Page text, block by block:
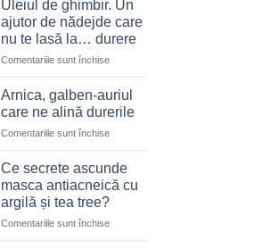
Uleiul de ghimbir. Un
ajutor de nădejde care
nu te lasă la… durere
Comentariile sunt închisepentru
de
ghimbir.
Un
ajutor
nădejde
care
nu
lasă
Arnica, galben-auriul
care ne alină durerile
Comentariile sunt închisepentru
galben-
auriul
care
alină
Ce secrete ascunde
masca antiacneică cu
argilă și tea tree?
Comentariile sunt închisepentru